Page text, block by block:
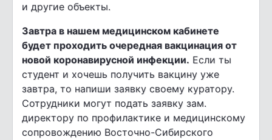
и другие объекты.
Завтра в нашем медицинском кабинете
будет проходить очередная вакцинация от
новой коронавирусной инфекции. Если ты
студент и хочешь получить вакцину уже
завтра, то напиши заявку своему куратору.
Сотрудники могут подать заявку зам.
директору по профилактике и медицинскому
сопровождению Восточно-Сибирского